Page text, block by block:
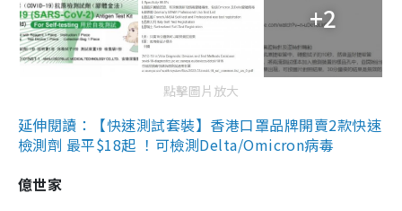
+2
點擊圖片放大
延伸閱讀：【快速測試套裝】香港口罩品牌開賣2款快速
檢測劑 最平$18起 ！可檢測Delta/Omicron病毒
億世家